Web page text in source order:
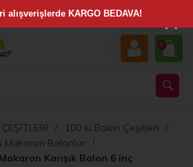
0
100 lü Balon Çeşitleri
Makaron Balonlar
Karışık Balon 6 inç
×